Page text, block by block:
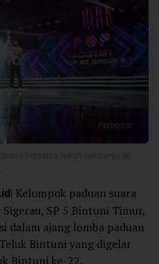
Perbesar
| Kelompok paduan suara
Sigerau, SP 5 Bintuni Timur,
dalam ajang lomba paduan
Bintuni yang digelar
Bintuni ke-22.